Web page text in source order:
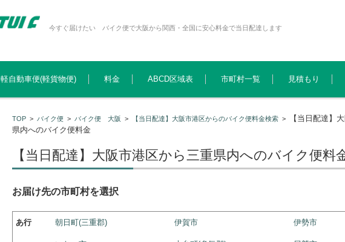
今すぐ届けたい バイク便で大阪から関西・全国に安心料金で当日配達します
軽自動車便(軽貨物便) 料金 ABCD区域表 市町村一覧 見積もり
TOP > バイク便 > バイク便 大阪 > 【当日配達】大阪市港区からのバイク便料金検索 >
【当日配達】
県内へのバイク便料金
【当日配達】大阪市港区から三重県内へのバイク便料
お届け先の市町村を選択
あ行 朝日町(三重郡) 伊賀市 伊勢市